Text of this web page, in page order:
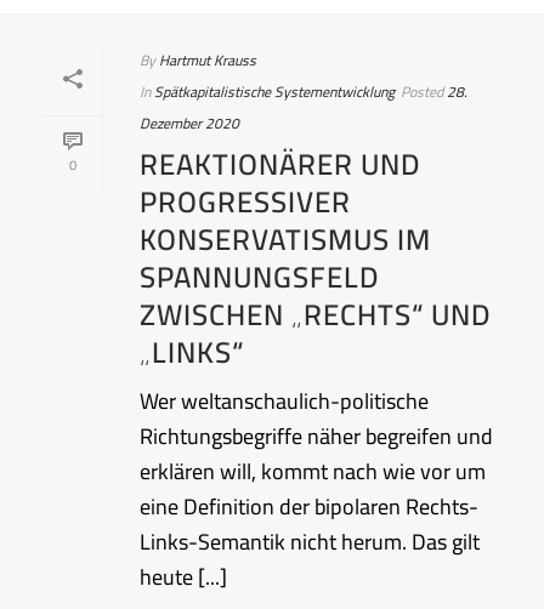
0
ByHartmut Krauss
InSpätkapitalistische Systementwicklung Posted28.
Dezember 2020
REAKTIONÄRER UND
PROGRESSIVER
KONSERVATISMUS IM
SPANNUNGSFELD
ZWISCHEN „RECHTS“ UND
„LINKS“
Wer weltanschaulich-politische
Richtungsbegriffe näher begreifen und
erklären will, kommt nach wie vor um
eine Definition der bipolaren Rechts-
Links-Semantik nicht herum. Das gilt
heute [...]